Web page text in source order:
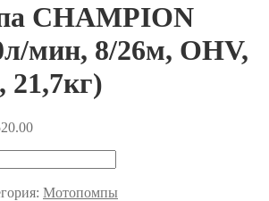
CHAMPION
мин, 8/26м, OHV,
21,7кг)
Мотопомпы